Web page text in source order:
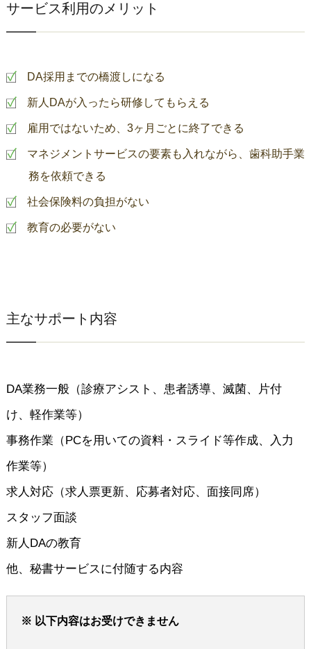
サービス利用のメリット
DA採用までの橋渡しになる
新人DAが入ったら研修してもらえる
雇用ではないため、3ヶ月ごとに終了できる
マネジメントサービスの要素も入れながら、歯科助手業
務を依頼できる
社会保険料の負担がない
教育の必要がない
主なサポート内容
DA業務一般（診療アシスト、患者誘導、滅菌、片付
け、軽作業等）
事務作業（PCを用いての資料・スライド等作成、入力
作業等）
求人対応（求人票更新、応募者対応、面接同席）
スタッフ面談
新人DAの教育
他、秘書サービスに付随する内容
※ 以下内容はお受けできません